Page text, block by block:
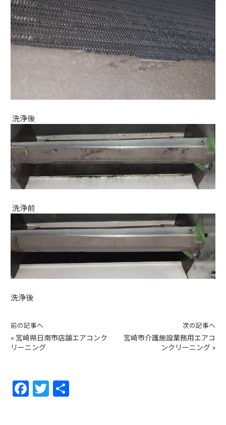
洗浄後
洗浄前
洗浄後
前の記事へ
« 宮崎県日南市店舗エアコンク
リーニング
次の記事へ
宮崎市介護施設業務用エアコ
ンクリーニング »
F
a
T
w